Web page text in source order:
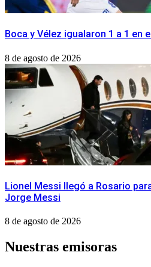
Boca y Vélez igualaron 1 a 1 en
8 de agosto de 2026
Lionel Messi llegó a Rosario
Jorge Messi
8 de agosto de 2026
Nuestras emisoras